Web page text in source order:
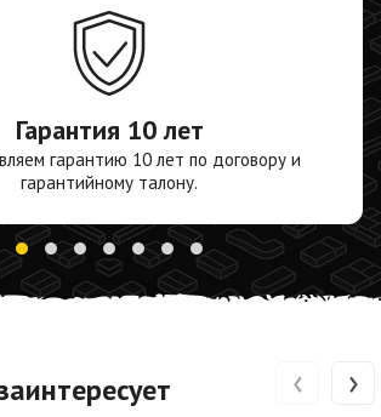
Гарантия 10 лет
гарантию 10 лет по договору и
гарантийному талону.
‹ ›